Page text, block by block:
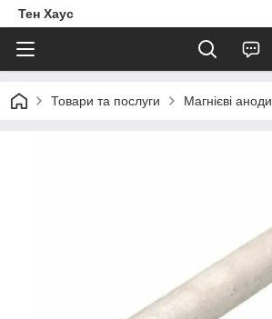
Тен Хаус
Товари та послуги Магнієві аноди